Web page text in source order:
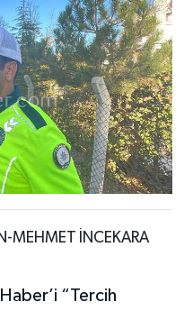
MEHMET İNCEKARA